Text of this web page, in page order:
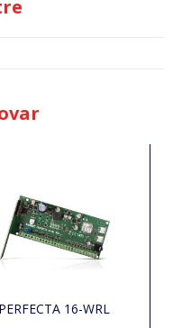
PERFECTA 16-WRL